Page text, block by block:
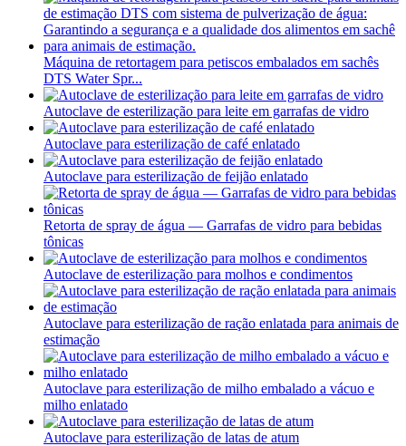
Máquina de retortagem para petiscos embalados em sachês
DTS Water Spr...
Autoclave de esterilização para leite em garrafas de vidro
Autoclave para esterilização de café enlatado
Autoclave para esterilização de feijão enlatado
Retorta de spray de água — Garrafas de vidro para bebidas
tônicas
Autoclave de esterilização para molhos e condimentos
Autoclave para esterilização de ração enlatada para animais de
estimação
Autoclave para esterilização de milho embalado a vácuo e
milho enlatado
Autoclave para esterilização de latas de atum